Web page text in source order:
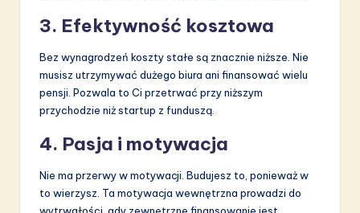
3. Efektywność kosztowa
Bez wynagrodzeń koszty stałe są znacznie niższe. Nie
musisz utrzymywać dużego biura ani finansować wielu
pensji. Pozwala to Ci przetrwać przy niższym
przychodzie niż startup z funduszą.
4. Pasja i motywacja
Nie ma przerwy w motywacji. Budujesz to, ponieważ w
to wierzysz. Ta motywacja wewnętrzna prowadzi do